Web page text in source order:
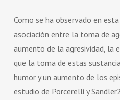
Como se ha observado en
asociación entre la toma de
aumento de la agresividad, la
que la toma de estas
humor y un aumento de los
estudio de Porcerelli y